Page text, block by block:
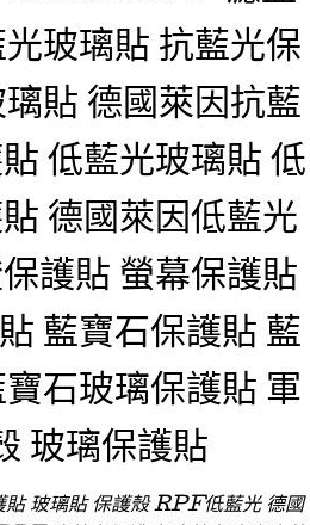
玻璃貼 抗藍光保
貼 德國萊因抗藍
低藍光玻璃貼 低
德國萊因低藍光
護貼 螢幕保護貼
藍寶石保護貼 藍
石玻璃保護貼 軍
玻璃保護貼
玻璃貼 保護殼 RPF低藍光 德國